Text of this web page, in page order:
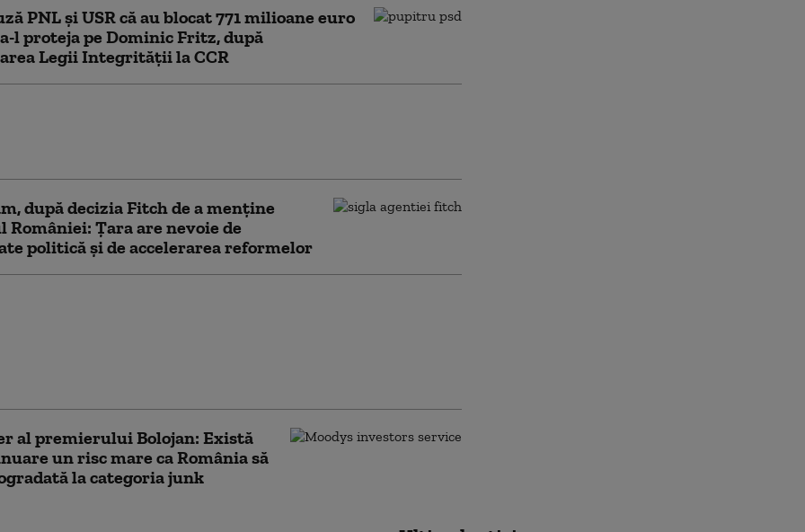
PNL şi USR că au blocat 771 milioane euro
l proteja pe Dominic Fritz, după
Legii Integrității la CCR
după decizia Fitch de a menține
Țara are nevoie de
politică și de accelerarea reformelor
al premierului Bolojan: Există
un risc mare ca România să
la categoria junk